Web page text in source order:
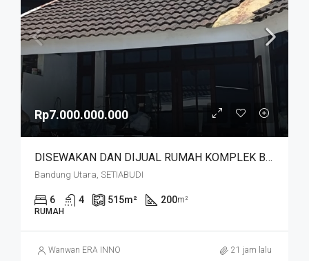
Rp7.000.000.000
DISEWAKAN DAN DIJUAL RUMAH KOMPLEK BUDISARI HEGARMANAH SETIABUDI DKT SECAPA AD DAN YOGYA SUPERMARKET BANDUNG KOTA
Bandung Utara, SETIABUDI
6 4 515m² 200m²
RUMAH
Wanwan ERA INNO 21 jam lalu